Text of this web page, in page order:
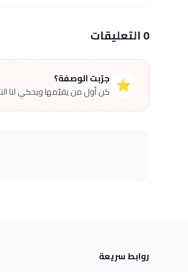
0 التعليقات
⭐ جرّبت الوصفة؟
كن أول من يقيّمها ويحكي لنا
روابط سريعة